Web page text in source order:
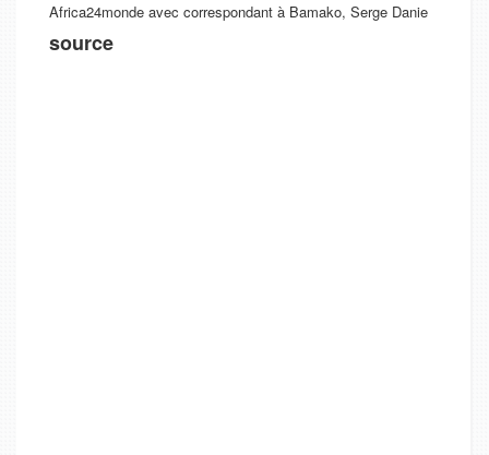
Africa24monde avec correspondant à Bamako, Serge Danie
source